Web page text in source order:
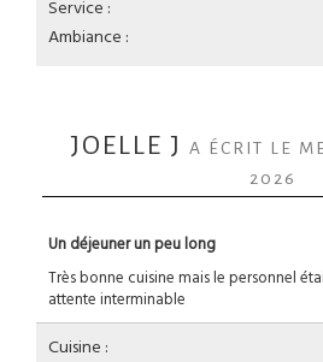
Service :
Ambiance :
JOELLE J
A ÉCRIT LE
2026
Un déjeuner un peu long
Très bonne cuisine mais le personnel
attente interminable
Cuisine :